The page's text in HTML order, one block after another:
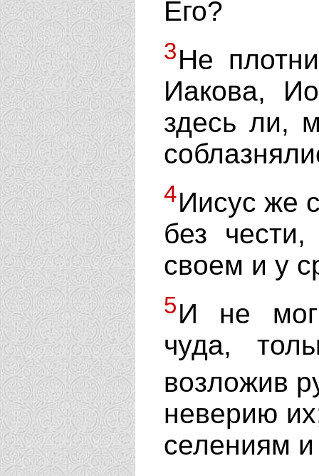
Его?
3Не
Иакова,
здесь ли,
4Иисус же
без
своем и у
5И не мог
чуда,
возложив
неверию
селениям